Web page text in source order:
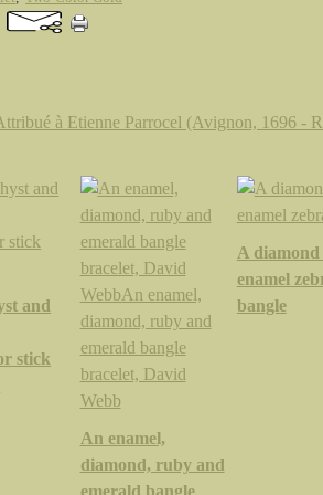
and
stick
An enamel,
diamond, ruby and
emerald bangle
A
enamel
bangle